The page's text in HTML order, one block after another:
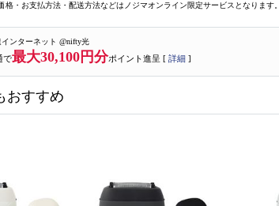
格・お支払方法・配送方法などはノジマオンライン限定サービスとなります。
インターネット @nifty光
で最大30,100円分ポイント進呈 [ 詳細 ]
おすすめ